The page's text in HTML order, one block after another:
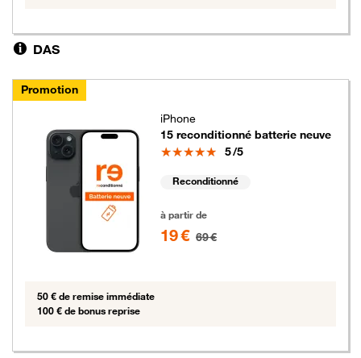
DAS
Promotion
iPhone
15 reconditionné batterie neuve
Note
5/5
Reconditionné
à partir de
19 € 69 €
50 € de remise immédiate
100 € de bonus reprise